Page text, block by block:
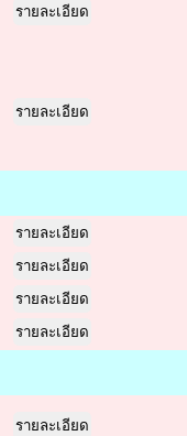
รายละเอียด
รายละเอียด
รายละเอียด
รายละเอียด
รายละเอียด
รายละเอียด
รายละเอียด